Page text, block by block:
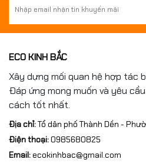
4. So sánh khả năng chịu tải
Phù hợp với:
ECO KINH BẮC
Xây dựng mối quan hệ hợp tác
Đáp ứng mong muốn và yêu
cách tốt nhất.
Địa chỉ:Tổ dân phố Thành Dền -
Điện thoại:0985680825
Email:ecokinhbac@gmail.com